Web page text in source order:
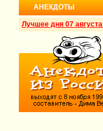
АНЕКДОТЫ
Лучшее дня 07